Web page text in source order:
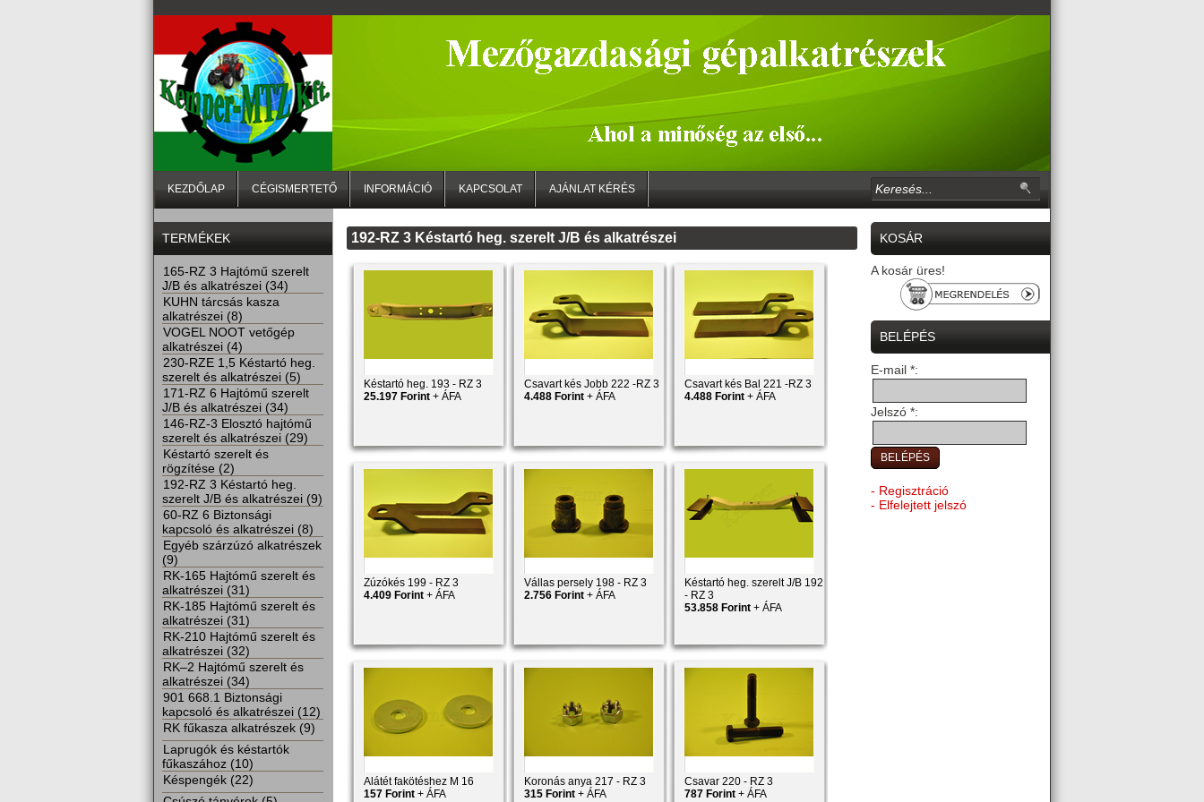
KEZDŐLAP CÉGISMERTETŐ INFORMÁCIÓ KAPCSOLAT AJÁNLAT KÉRÉS
KOSÁR
A kosár üres!
BELÉPÉS
E-mail *:
Jelszó *:
- Regisztráció
- Elfelejtett jelszó
192-RZ 3 Késtartó heg. szerelt J/B és alkatrészei
Késtartó heg. 193 - RZ 3
25.197 Forint + ÁFA
Csavart kés Jobb 222 -RZ 3
4.488 Forint + ÁFA
Csavart kés Bal 221 -RZ 3
4.488 Forint + ÁFA
Zúzókés 199 - RZ 3
4.409 Forint + ÁFA
Vállas persely 198 - RZ 3
2.756 Forint + ÁFA
Késtartó heg. szerelt J/B 192
- RZ 3
53.858 Forint + ÁFA
Alátét fakötéshez M 16
157 Forint + ÁFA
Koronás anya 217 - RZ 3
315 Forint + ÁFA
Csavar 220 - RZ 3
787 Forint + ÁFA
TERMÉKEK
165-RZ 3 Hajtómű szerelt
J/B és alkatrészei (34)
KUHN tárcsás kasza
alkatrészei (8)
VOGEL NOOT vetőgép
alkatrészei (4)
230-RZE 1,5 Késtartó heg.
szerelt és alkatrészei (5)
171-RZ 6 Hajtómű szerelt
J/B és alkatrészei (34)
146-RZ-3 Elosztó hajtómű
szerelt és alkatrészei (29)
Késtartó szerelt és
rögzítése (2)
192-RZ 3 Késtartó heg.
szerelt J/B és alkatrészei (9)
60-RZ 6 Biztonsági
kapcsoló és alkatrészei (8)
Egyéb szárzúzó alkatrészek
(9)
RK-165 Hajtómű szerelt és
alkatrészei (31)
RK-185 Hajtómű szerelt és
alkatrészei (31)
RK-210 Hajtómű szerelt és
alkatrészei (32)
RK–2 Hajtómű szerelt és
alkatrészei (34)
901 668.1 Biztonsági
kapcsoló és alkatrészei (12)
RK fűkasza alkatrészek (9)
Laprugók és késtartók
fűkaszához (10)
Késpengék (22)